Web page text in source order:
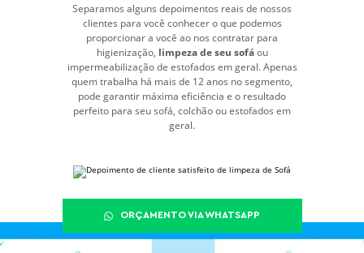
Separamos alguns depoimentos reais de nossos
clientes para você conhecer o que podemos
proporcionar a você ao nos contratar para
higienização, limpeza de seu sofáou
impermeabilização de estofados em geral. Apenas
quem trabalha há mais de 12 anos no segmento,
pode garantir máxima eficiência e o resultado
perfeito para seu sofá, colchão ou estofados em
geral.
ORÇAMENTO VIA WHATSAPP